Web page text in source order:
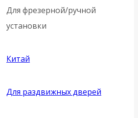
Для фрезерной/ручной
установки
Китай
Для раздвижных дверей